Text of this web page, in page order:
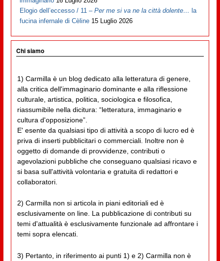
Elogio dell’eccesso / 11 –Per me si va ne la città dolente… la
fucina infernale di Cèline 15 Luglio 2026
Chi siamo
1) Carmilla è un blog dedicato alla letteratura di genere,
alla critica dell'immaginario dominante e alla riflessione
culturale, artistica, politica, sociologica e filosofica,
riassumibile nella dicitura: “letteratura, immaginario e
cultura d'opposizione”.
E' esente da qualsiasi tipo di attività a scopo di lucro ed è
priva di inserti pubblicitari o commerciali. Inoltre non è
oggetto di domande di provvidenze, contributi o
agevolazioni pubbliche che conseguano qualsiasi ricavo e
si basa sull'attività volontaria e gratuita di redattori e
collaboratori.
2) Carmilla non si articola in piani editoriali ed è
esclusivamente on line. La pubblicazione di contributi su
temi d'attualità è esclusivamente funzionale ad affrontare i
temi sopra elencati.
3) Pertanto, in riferimento ai punti 1) e 2) Carmilla non è